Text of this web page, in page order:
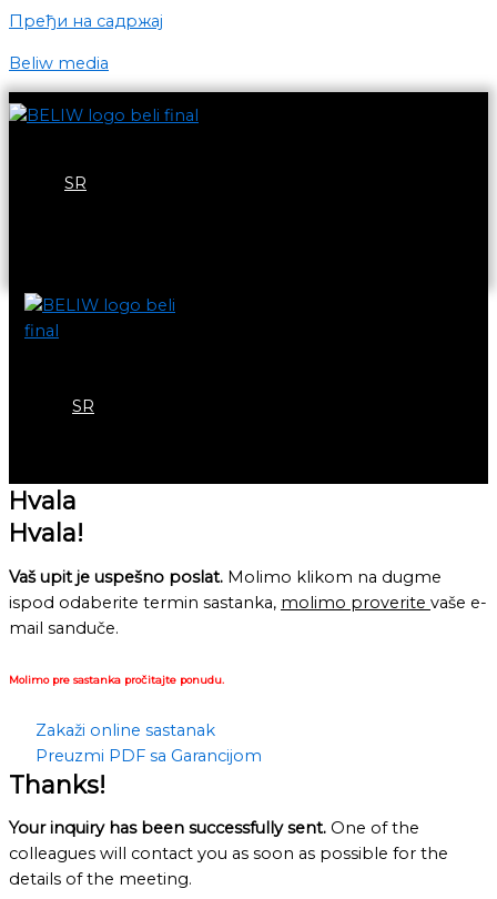
Пређи на садржај
Beliw media
SR
SR
Hvala
Hvala!
Vaš upit je uspešno poslat. Molimo klikom na dugme
ispod odaberite termin sastanka, molimo proverite vaše e-
mail sanduče.
Molimo pre sastanka pročitajte ponudu.
Zakaži online sastanak
Preuzmi PDF sa Garancijom
Thanks!
Your inquiry has been successfully sent. One of the
colleagues will contact you as soon as possible for the
details of the meeting.